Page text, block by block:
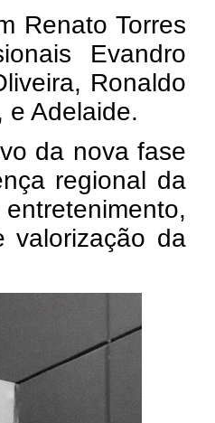
Renato Torres
Evandro
Ronaldo
e Adelaide.
da nova fase
regional da
valorização da